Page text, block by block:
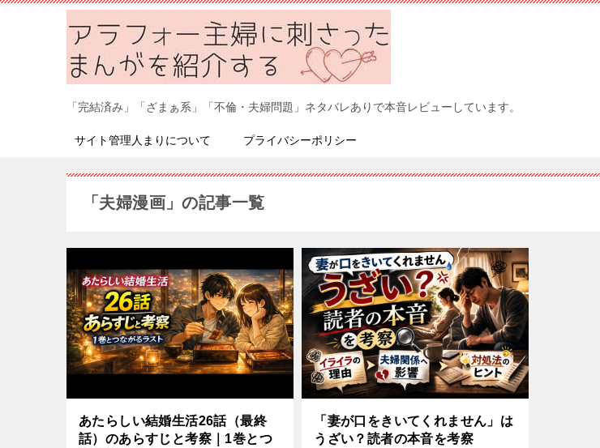
「完結済み」「ざまぁ系」「不倫・夫婦問題」ネタバレありで本音レビューしています。
サイト管理人まりについて プライバシーポリシー
「夫婦漫画」の記事一覧
あたらしい結婚生活26話（最終
話）のあらすじと考察｜1巻とつ
「妻が口をきいてくれません」は
うざい？読者の本音を考察